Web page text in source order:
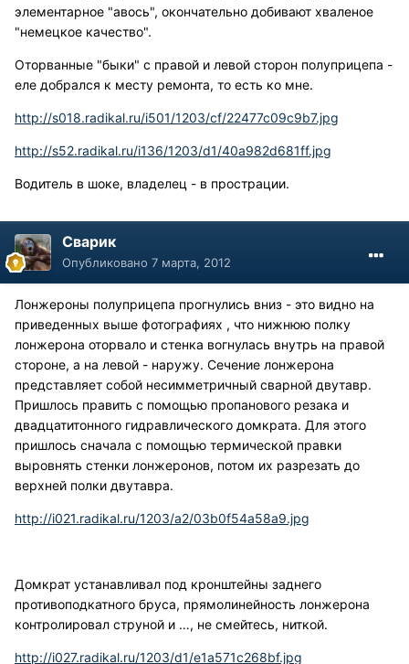
элементарное "авось", окончательно добивают хваленое
"немецкое качество".
Оторванные "быки" с правой и левой сторон полуприцепа -
еле добрался к месту ремонта, то есть ко мне.
http://s018.radikal.ru/i501/1203/cf/22477c09c9b7.jpg
http://s52.radikal.ru/i136/1203/d1/40a982d681ff.jpg
Водитель в шоке, владелец - в прострации.
Сварик
Опубликовано 7 марта, 2012
Лонжероны полуприцепа прогнулись вниз - это видно на
приведенных выше фотографиях , что нижнюю полку
лонжерона оторвало и стенка вогнулась внутрь на правой
стороне, а на левой - наружу. Сечение лонжерона
представляет собой несимметричный сварной двутавр.
Пришлось править с помощью пропанового резака и
двадцатитонного гидравлического домкрата. Для этого
пришлось сначала с помощью термической правки
выровнять стенки лонжеронов, потом их разрезать до
верхней полки двутавра.
http://i021.radikal.ru/1203/a2/03b0f54a58a9.jpg
Домкрат устанавливал под кронштейны заднего
противоподкатного бруса, прямолинейность лонжерона
контролировал струной и …, не смейтесь, ниткой.
http://i027.radikal.ru/1203/d1/e1a571c268bf.jpg